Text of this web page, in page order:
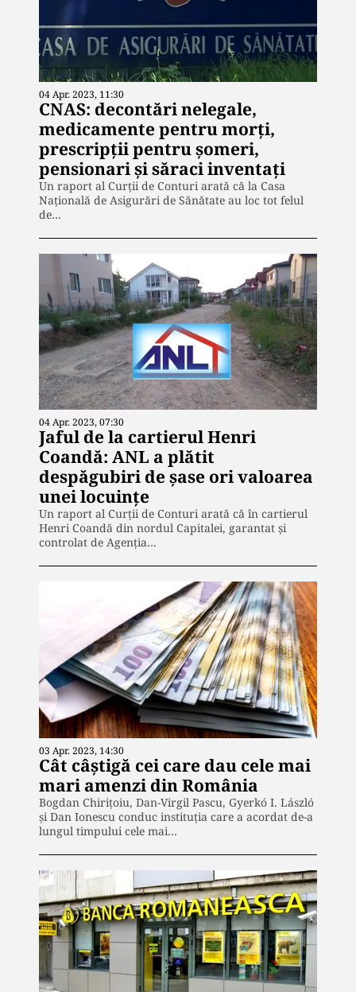
04 Apr. 2023, 11:30
CNAS: decontări nelegale,
medicamente pentru morți,
prescripții pentru șomeri,
pensionari și săraci inventați
Un raport al Curții de Conturi arată că la Casa
Națională de Asigurări de Sănătate au loc tot felul
de…
04 Apr. 2023, 07:30
Jaful de la cartierul Henri
Coandă: ANL a plătit
despăgubiri de șase ori valoarea
unei locuințe
Un raport al Curții de Conturi arată că în cartierul
Henri Coandă din nordul Capitalei, garantat și
controlat de Agenția…
03 Apr. 2023, 14:30
Cât câștigă cei care dau cele mai
mari amenzi din România
Bogdan Chirițoiu, Dan-Virgil Pascu, Gyerkó I. László
și Dan Ionescu conduc instituția care a acordat de-a
lungul timpului cele mai…